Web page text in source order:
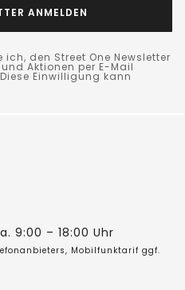
ANMELDEN
den Street One Newsletter
Aktionen per E-Mail
Einwilligung kann
9:00 – 18:00 Uhr
Mobilfunktarif ggf.